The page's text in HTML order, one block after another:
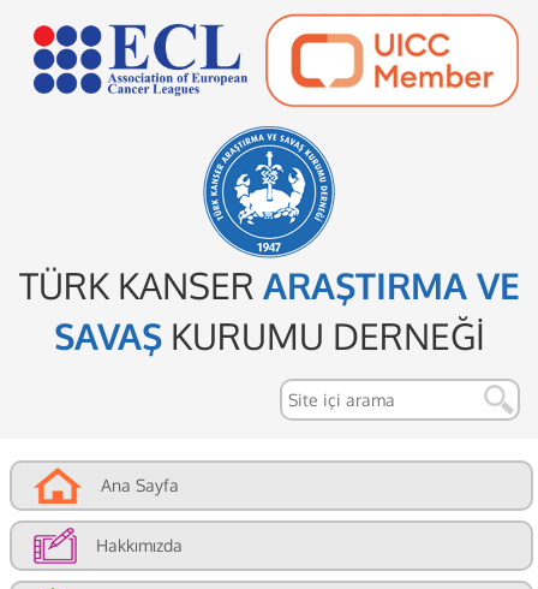
TÜRK KANSER ARAŞTIRMA VE
SAVAŞKURUMU DERNEĞİ
Ana Sayfa
Hakkımızda